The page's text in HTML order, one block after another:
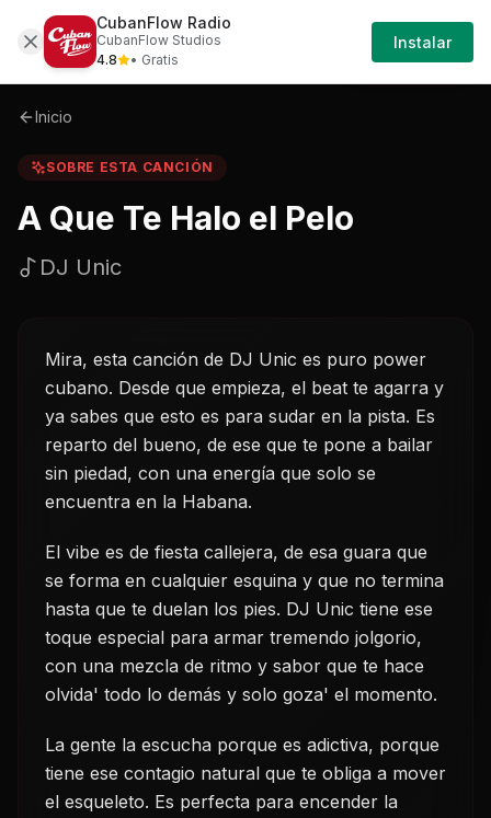
Sobre A-que-te-halo-el-pelo-dj-unic
Iniciar
Sesión
Inicio
SOBRE ESTA CANCIÓN
A Que Te Halo el Pelo
DJ Unic
Mira, esta canción de DJ Unic es puro power
cubano. Desde que empieza, el beat te agarra y
ya sabes que esto es para sudar en la pista. Es
reparto del bueno, de ese que te pone a bailar
sin piedad, con una energía que solo se
encuentra en la Habana.
El vibe es de fiesta callejera, de esa guara que
se forma en cualquier esquina y que no termina
hasta que te duelan los pies. DJ Unic tiene ese
toque especial para armar tremendo jolgorio,
con una mezcla de ritmo y sabor que te hace
olvida' todo lo demás y solo goza' el momento.
La gente la escucha porque es adictiva, porque
tiene ese contagio natural que te obliga a mover
el esqueleto. Es perfecta para encender la
CubanFlow Radio
CubanFlow Studios
4.8
• Gratis
Instalar